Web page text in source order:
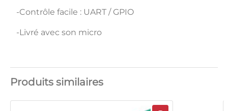
-Contrôle facile : UART / GPIO
-Livré avec son micro
Produits similaires